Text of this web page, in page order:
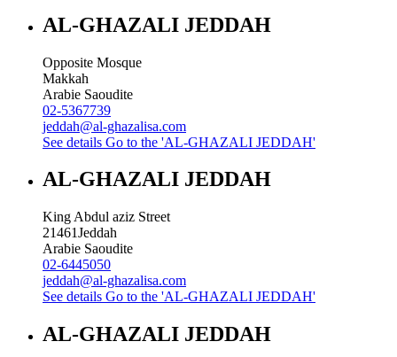
AL-GHAZALI JEDDAH
Opposite Mosque
Makkah
Arabie Saoudite
02-5367739
jeddah@al-ghazalisa.com
See details Go to the 'AL-GHAZALI JEDDAH'
AL-GHAZALI JEDDAH
King Abdul aziz Street
21461Jeddah
Arabie Saoudite
02-6445050
jeddah@al-ghazalisa.com
See details Go to the 'AL-GHAZALI JEDDAH'
AL-GHAZALI JEDDAH